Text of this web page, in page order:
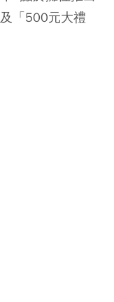
「500元大禮